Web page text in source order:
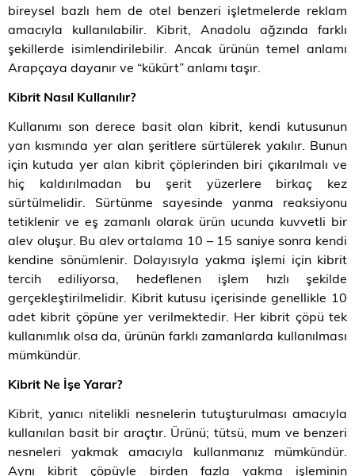
bireysel bazlı hem de otel benzeri işletmelerde reklam
amacıyla kullanılabilir. Kibrit, Anadolu ağzında farklı
şekillerde isimlendirilebilir. Ancak ürünün temel anlamı
Arapçaya dayanır ve “kükürt” anlamı taşır.
Kibrit Nasıl Kullanılır?
Kullanımı son derece basit olan kibrit, kendi kutusunun
yan kısmında yer alan şeritlere sürtülerek yakılır. Bunun
için kutuda yer alan kibrit çöplerinden biri çıkarılmalı ve
hiç kaldırılmadan bu şerit yüzerlere birkaç kez
sürtülmelidir. Sürtünme sayesinde yanma reaksiyonu
tetiklenir ve eş zamanlı olarak ürün ucunda kuvvetli bir
alev oluşur. Bu alev ortalama 10 – 15 saniye sonra kendi
kendine sönümlenir. Dolayısıyla yakma işlemi için kibrit
tercih ediliyorsa, hedeflenen işlem hızlı şekilde
gerçekleştirilmelidir. Kibrit kutusu içerisinde genellikle 10
adet kibrit çöpüne yer verilmektedir. Her kibrit çöpü tek
kullanımlık olsa da, ürünün farklı zamanlarda kullanılması
mümkündür.
Kibrit Ne İşe Yarar?
Kibrit, yanıcı nitelikli nesnelerin tutuşturulması amacıyla
kullanılan basit bir araçtır. Ürünü; tütsü, mum ve benzeri
nesneleri yakmak amacıyla kullanmanız mümkündür.
Aynı kibrit çöpüyle birden fazla yakma işleminin